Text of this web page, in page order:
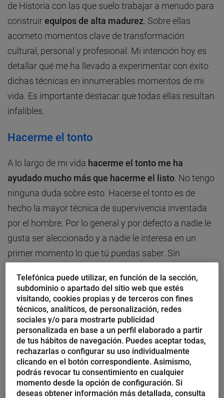
de Historia con las que suelo trabajar a menudo para
construirequipos de alta madurez. Sobre ellas
acometo momentos clave de transformación
cultural, personal y profesional. Mi intención hoy es
detallar qué me ha llevado a experimentar con éxito
dichas técnicas en innumerables momentos de mi
vida. Es importante destacar que todas ellas resultan
infalibles.
Hacerme el tonto
A lo largo de mi vida hacerme el tonto me ha
ayudado mucho más que hacerme el listo. No tengo
ninguna duda sobre esto. Hacerse el tonto es de
hecho la mayor técnica de supervivencia inventada
por el hombre. Por lo general y por defecto a nadie le
gusta ser aleccionado y a nadie le interesa en un
primer momento lo que tú puedas saber. Sin
sentirnos reconocidos. En contra de lo que la mayoría
de personas e instituciones piensan, sostengo que en
negocios lo que distingue a una persona
completamente idiota de otra respetable no se halla
en su conocimiento, en su experiencia o en sus
títulos. Lo que les distingue es que el idiota siempre
ve oportunidades para ser él mismo yla persona
respetable siempre crea oportunidades para dejar a
Telefónica puede utilizar, en función de la sección,
subdominio o apartado del sitio web que estés
visitando, cookies propias y de terceros con fines
técnicos, analíticos, de personalización, redes
sociales y/o para mostrarte publicidad
personalizada en base a un perfil elaborado a partir
de tus hábitos de navegación. Puedes aceptar todas,
rechazarlas o configurar su uso individualmente
clicando en el botón correspondiente. Asimismo,
podrás revocar tu consentimiento en cualquier
momento desde la opción de configuración. Si
deseas obtener información más detallada, consulta